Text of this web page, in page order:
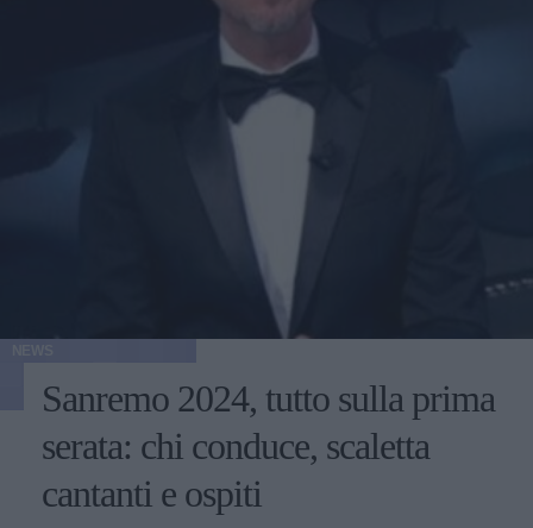
Sanremo 2024, tutto sulla prima
serata: chi conduce, scaletta
cantanti e ospiti